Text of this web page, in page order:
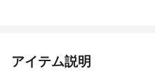
アイテム説明